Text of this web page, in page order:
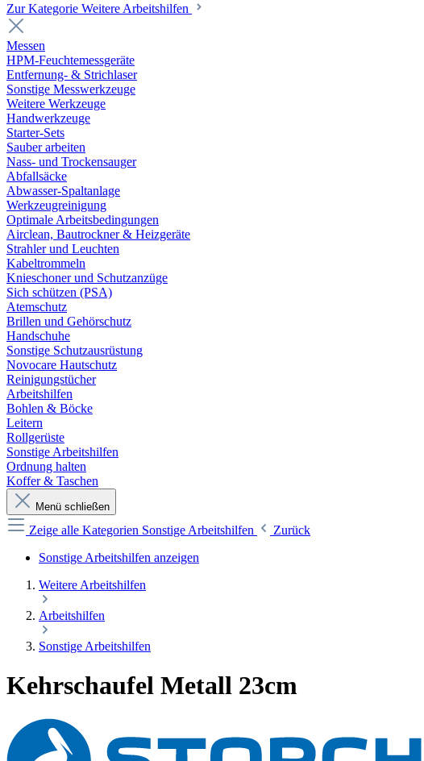
Zur Kategorie Weitere Arbeitshilfen
Messen
HPM-Feuchtemessgeräte
Entfernung- & Strichlaser
Sonstige Messwerkzeuge
Weitere Werkzeuge
Handwerkzeuge
Starter-Sets
Sauber arbeiten
Nass- und Trockensauger
Abfallsäcke
Abwasser-Spaltanlage
Werkzeugreinigung
Optimale Arbeitsbedingungen
Airclean, Bautrockner & Heizgeräte
Strahler und Leuchten
Kabeltrommeln
Knieschoner und Schutzanzüge
Sich schützen (PSA)
Atemschutz
Brillen und Gehörschutz
Handschuhe
Sonstige Schutzausrüstung
Novocare Hautschutz
Reinigungstücher
Arbeitshilfen
Bohlen & Böcke
Leitern
Rollgerüste
Sonstige Arbeitshilfen
Ordnung halten
Koffer & Taschen
Menü schließen
Zeige alle Kategorien Sonstige Arbeitshilfen
Zurück
Sonstige Arbeitshilfen anzeigen
Weitere Arbeitshilfen
Arbeitshilfen
Sonstige Arbeitshilfen
Kehrschaufel Metall 23cm